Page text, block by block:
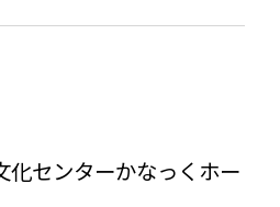
化センターかなっくホー